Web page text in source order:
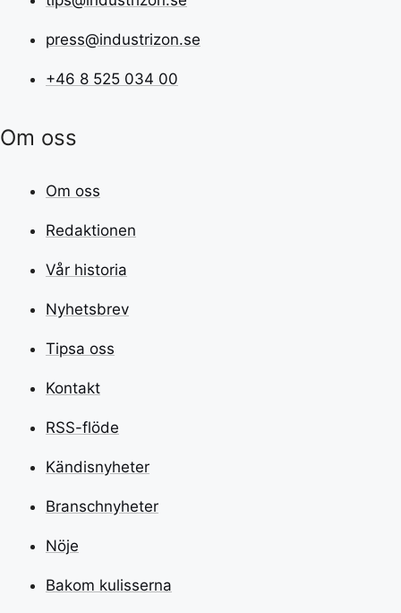
press@industrizon.se
+46 8 525 034 00
Om oss
Om oss
Redaktionen
Vår historia
Nyhetsbrev
Tipsa oss
Kontakt
RSS-flöde
Kändisnyheter
Branschnyheter
Nöje
Bakom kulisserna